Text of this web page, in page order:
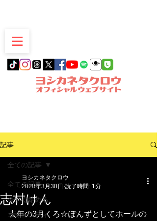
記事
全ての記事
今すぐ始める
コミュニティ
全ての記事
志村けん
ヨシカネタクロウ
2020年3月30日 読了時間: 1分
去年の3月くろ☆ぽんずとしてホールの